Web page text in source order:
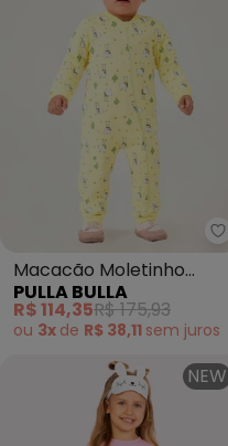
Macacão Moletinho
(Amarelo)
PULLA BULLA
R$ 114,35R$ 175,93
ou 3x de R$ 38,11 sem juros
NEW